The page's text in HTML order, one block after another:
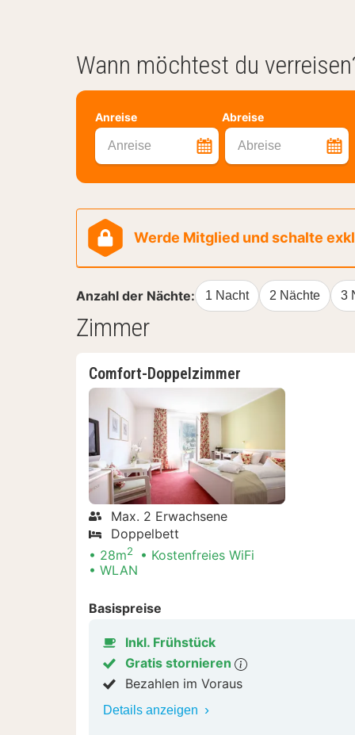
Wann möchtest du
Anreise Abreise
Anreise Abreise
Werde Mitglied und schalte
Anzahl der Nächte: 1 Nacht 2 Nächte 3
Zimmer
Comfort-Doppelzimmer
Max. 2 Erwachsene
Doppelbett
28m2
Kostenfreies WiFi
WLAN
Basispreise
Inkl. Frühstück
Gratis stornieren
Bezahlen im Voraus
Details anzeigen